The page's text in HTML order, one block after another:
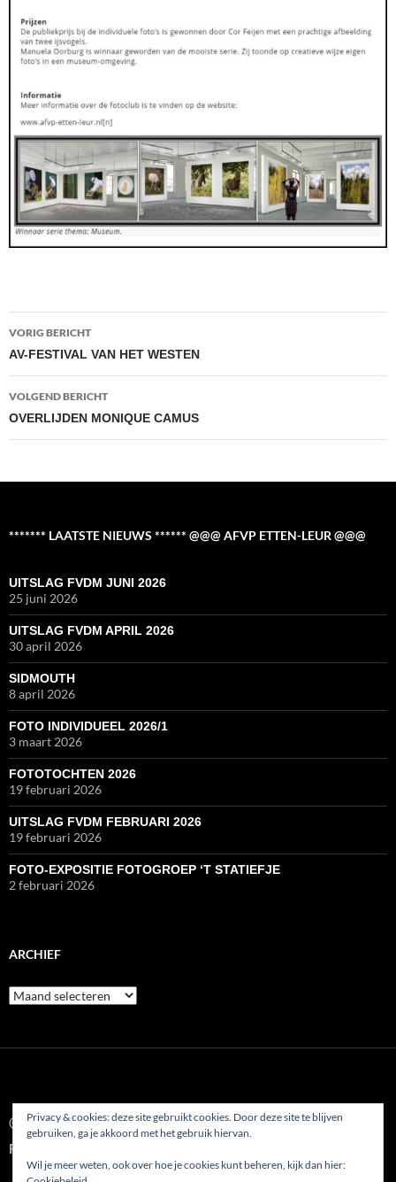
Bericht
navigatie
VORIG BERICHT
AV-FESTIVAL VAN HET WESTEN
VOLGEND BERICHT
OVERLIJDEN MONIQUE CAMUS
******* LAATSTE NIEUWS ****** @@@ AFVP ETTEN-LEUR @@@
UITSLAG FVDM JUNI 2026
25 juni 2026
UITSLAG FVDM APRIL 2026
30 april 2026
SIDMOUTH
8 april 2026
FOTO INDIVIDUEEL 2026/1
3 maart 2026
FOTOTOCHTEN 2026
19 februari 2026
UITSLAG FVDM FEBRUARI 2026
19 februari 2026
FOTO-EXPOSITIE FOTOGROEP ‘T STATIEFJE
2 februari 2026
ARCHIEF
Archief
© 2022
Fotoclub AFVP Etten-Leur
Privacy & cookies: deze site gebruikt cookies. Door deze site te blijven
gebruiken, ga je akkoord met het gebruik hiervan.
Wil je meer weten, ook over hoe je cookies kunt beheren, kijk dan hier: